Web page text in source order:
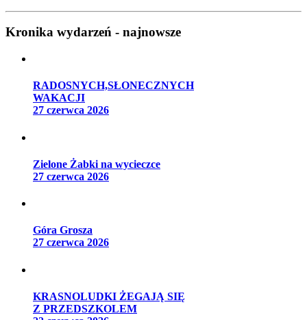
Kronika wydarzeń - najnowsze
RADOSNYCH,SŁONECZNYCH
WAKACJI
27 czerwca 2026
Zielone Żabki na wycieczce
27 czerwca 2026
Góra Grosza
27 czerwca 2026
KRASNOLUDKI ŻEGAJĄ SIĘ
Z PRZEDSZKOLEM